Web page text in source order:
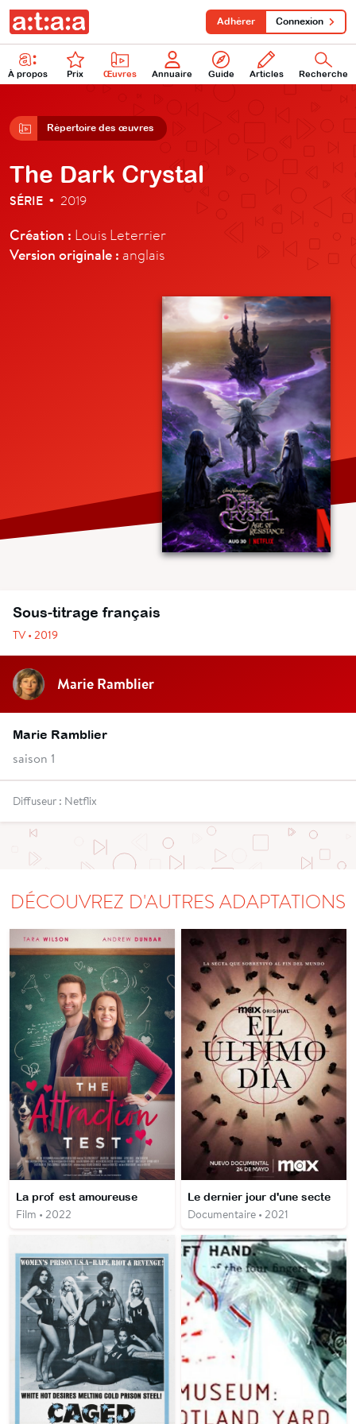
À propos Prix Œuvres Annuaire Guide Articles Recherche
Adhérer Connexion
Répertoire des œuvres
The Dark Crystal
SÉRIE • 2019
Création : Louis Leterrier
Version originale : anglais
Sous-titrage français
TV • 2019
Marie Ramblier
Marie Ramblier
saison 1
Diffuseur : Netflix
DÉCOUVREZ D'AUTRES ADAPTATIONS
La prof est amoureuse
Film • 2022
Le dernier jour d'une secte
Documentaire • 2021